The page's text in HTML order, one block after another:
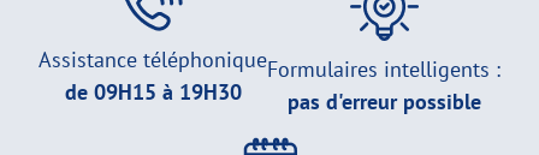
Assistance téléphonique
de 09H15 à 19H30
Formulaires intelligents :
pas d'erreur possible